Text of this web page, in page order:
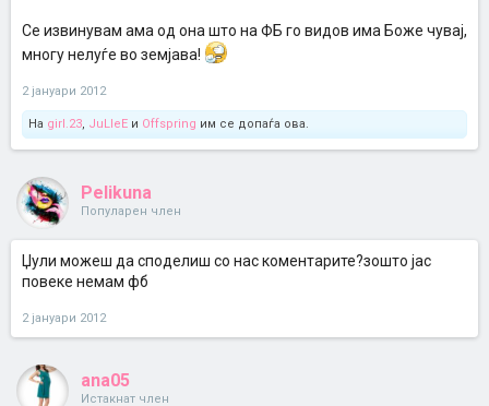
Се извинувам ама од она што на ФБ го видов има Боже чувај,
многу нелуѓе во земјава!
2 јануари 2012
На girl.23, JuLleE и Offspring им се допаѓа ова.
Pelikuna
Популарен член
Џули можеш да споделиш со нас коментарите?зошто јас
повеке немам фб
2 јануари 2012
ana05
Истакнат член